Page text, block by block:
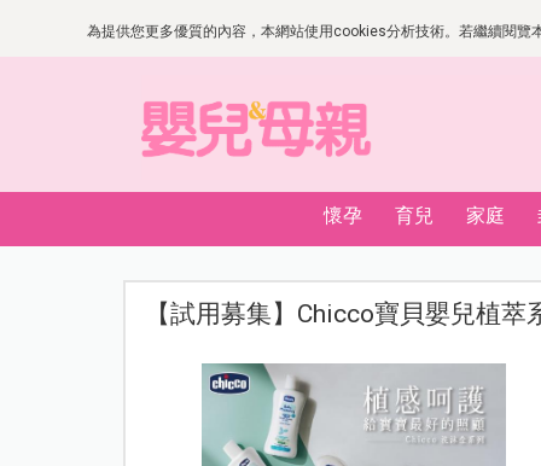
為提供您更多優質的內容，本網站使用cookies分析技術。若繼續閱
懷孕 育兒 家庭
【試用募集】Chicco寶貝嬰兒植萃